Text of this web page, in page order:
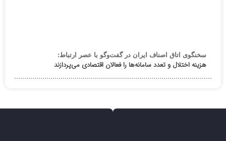
سخنگوی اتاق اصناف ایران در گفت‌وگو با عصر ارتباط:
هزینه اختلال و تعدد سامانه‌ها را فعالان اقتصادی می‌پردازند